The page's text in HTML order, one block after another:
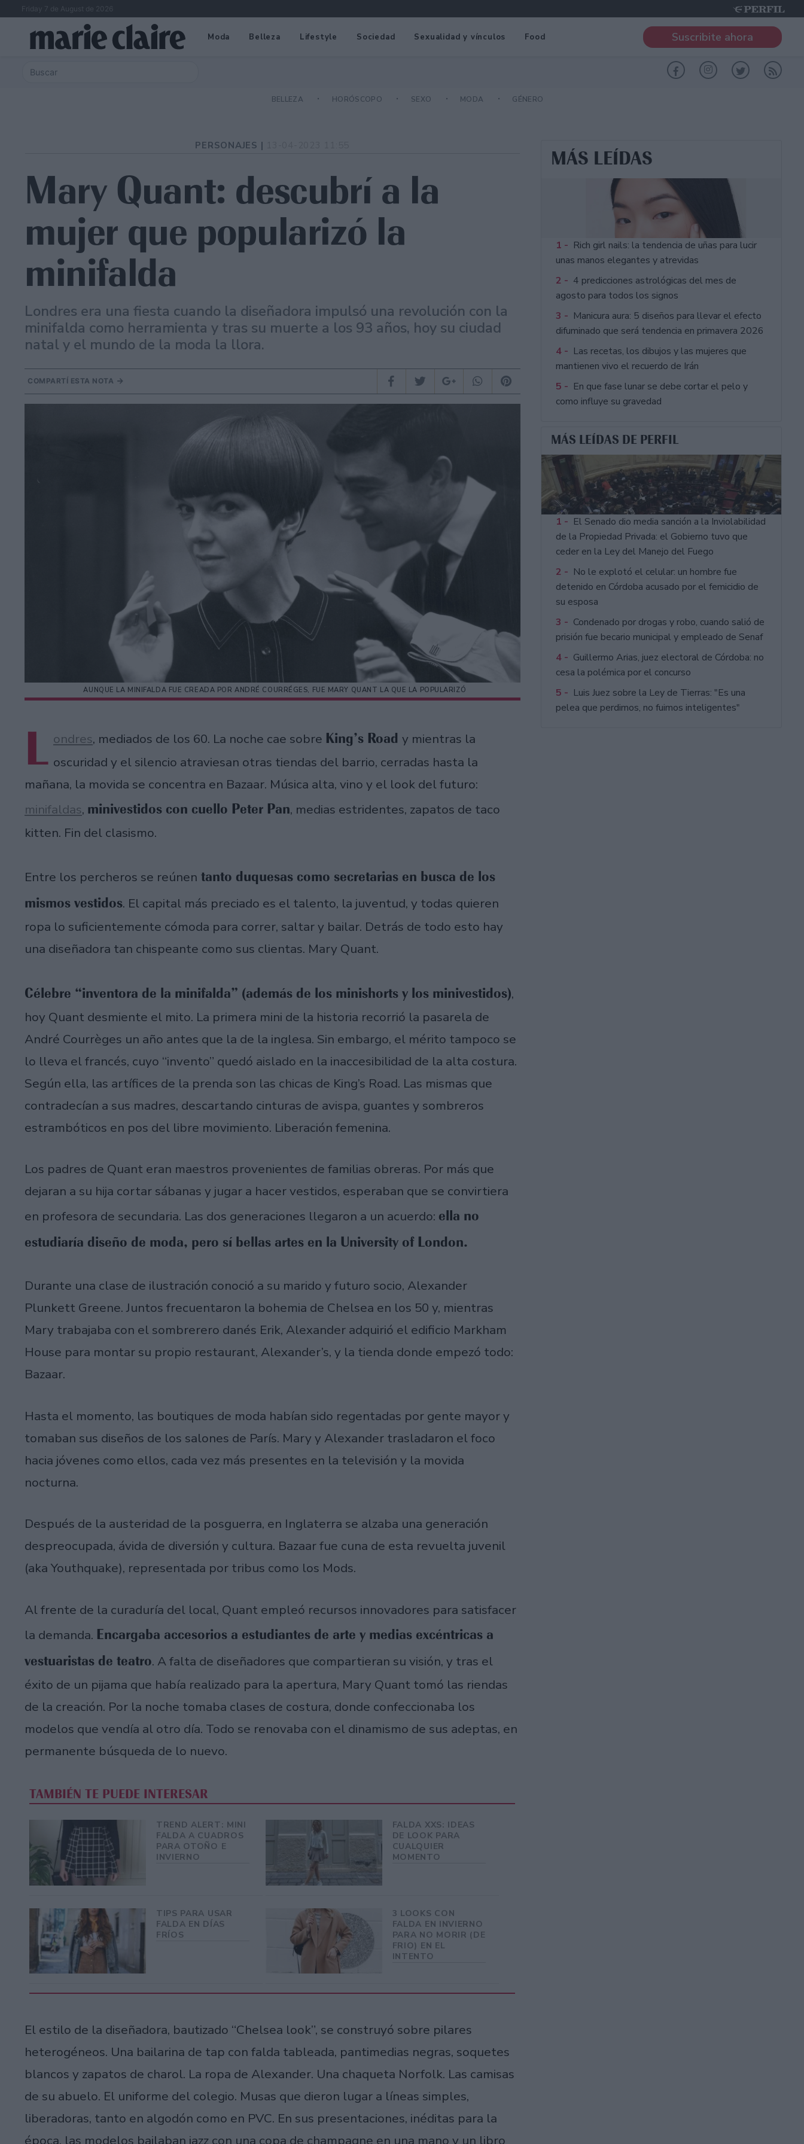
Friday 7 de August de 2026
Moda Belleza Lifestyle Sociedad Sexualidad y vínculos Food Suscribite ahora
BELLEZA HORÓSCOPO SEXO MODA GÉNERO
PERSONAJES |
Mary Quant: descubrí a la
mujer que popularizó la
minifalda
Londres era una fiesta cuando la diseñadora impulsó una revolución con la
minifalda como herramienta y tras su muerte a los 93 años, hoy su ciudad
natal y el mundo de la moda la llora.
COMPARTÍ ESTA NOTA
AUNQUE LA MINIFALDA FUE CREADA POR ANDRÉ COURRÉGES, FUE MARY QUANT LA QUE LA POPULARIZÓ
L ondres, mediados de los 60. La noche cae sobre King’s Road y mientras la
oscuridad y el silencio atraviesan otras tiendas del barrio, cerradas hasta la
mañana, la movida se concentra en Bazaar. Música alta, vino y el look del futuro:
minifaldas, minivestidos con cuello Peter Pan, medias estridentes, zapatos de taco
kitten. Fin del clasismo.
Entre los percheros se reúnen tanto duquesas como secretarias en busca de los
mismos vestidos. El capital más preciado es el talento, la juventud, y todas quieren
ropa lo suficientemente cómoda para correr, saltar y bailar. Detrás de todo esto hay
una diseñadora tan chispeante como sus clientas. Mary Quant.
Célebre “inventora de la minifalda” (además de los minishorts y los minivestidos),
hoy Quant desmiente el mito. La primera mini de la historia recorrió la pasarela de
André Courrèges un año antes que la de la inglesa. Sin embargo, el mérito tampoco se
lo lleva el francés, cuyo “invento” quedó aislado en la inaccesibilidad de la alta costura.
Según ella, las artífices de la prenda son las chicas de King’s Road. Las mismas que
contradecían a sus madres, descartando cinturas de avispa, guantes y sombreros
estrambóticos en pos del libre movimiento. Liberación femenina.
Los padres de Quant eran maestros provenientes de familias obreras. Por más que
dejaran a su hija cortar sábanas y jugar a hacer vestidos, esperaban que se convirtiera
en profesora de secundaria. Las dos generaciones llegaron a un acuerdo: ella no
estudiaría diseño de moda, pero sí bellas artes en la University of London.
Durante una clase de ilustración conoció a su marido y futuro socio, Alexander
Plunkett Greene. Juntos frecuentaron la bohemia de Chelsea en los 50 y, mientras
Mary trabajaba con el sombrerero danés Erik, Alexander adquirió el edificio Markham
House para montar su propio restaurant, Alexander’s, y la tienda donde empezó todo:
Bazaar.
Hasta el momento, las boutiques de moda habían sido regentadas por gente mayor y
tomaban sus diseños de los salones de París. Mary y Alexander trasladaron el foco
hacia jóvenes como ellos, cada vez más presentes en la televisión y la movida
nocturna.
Después de la austeridad de la posguerra, en Inglaterra se alzaba una generación
despreocupada, ávida de diversión y cultura. Bazaar fue cuna de esta revuelta juvenil
(aka Youthquake), representada por tribus como los Mods.
Al frente de la curaduría del local, Quant empleó recursos innovadores para satisfacer
la demanda. Encargaba accesorios a estudiantes de arte y medias excéntricas a
vestuaristas de teatro. A falta de diseñadores que compartieran su visión, y tras el
éxito de un pijama que había realizado para la apertura, Mary Quant tomó las riendas
de la creación. Por la noche tomaba clases de costura, donde confeccionaba los
modelos que vendía al otro día. Todo se renovaba con el dinamismo de sus adeptas, en
permanente búsqueda de lo nuevo.
TAMBIÉN TE PUEDE INTERESAR
TREND ALERT: MINI
FALDA A CUADROS
PARA OTOÑO E
INVIERNO
FALDA XXS: IDEAS
DE LOOK PARA
CUALQUIER
MOMENTO
TIPS PARA USAR
FALDA EN DÍAS
FRÍOS
3 LOOKS CON
FALDA EN INVIERNO
PARA NO MORIR (DE
FRIO) EN EL
INTENTO
El estilo de la diseñadora, bautizado “Chelsea look”, se construyó sobre pilares
heterogéneos. Una bailarina de tap con falda tableada, pantimedias negras, soquetes
blancos y zapatos de charol. La ropa de Alexander. Una chaqueta Norfolk. Las camisas
de su abuelo. El uniforme del colegio. Musas que dieron lugar a líneas simples,
liberadoras, tanto en algodón como en PVC. En sus presentaciones, inéditas para la
época, las modelos bailaban jazz con una copa de champagne en una mano y un libro
MÁS LEÍDAS
1 - Rich girl nails: la tendencia de uñas para lucir
unas manos elegantes y atrevidas
2 - 4 predicciones astrológicas del mes de
agosto para todos los signos
3 - Manicura aura: 5 diseños para llevar el efecto
difuminado que será tendencia en primavera 2026
4 - Las recetas, los dibujos y las mujeres que
mantienen vivo el recuerdo de Irán
5 - En que fase lunar se debe cortar el pelo y
como influye su gravedad
MÁS LEÍDAS DE PERFIL
1 - El Senado dio media sanción a la Inviolabilidad
de la Propiedad Privada: el Gobierno tuvo que
ceder en la Ley del Manejo del Fuego
2 - No le explotó el celular: un hombre fue
detenido en Córdoba acusado por el femicidio de
su esposa
3 - Condenado por drogas y robo, cuando salió de
prisión fue becario municipal y empleado de Senaf
4 - Guillermo Arias, juez electoral de Córdoba: no
cesa la polémica por el concurso
5 - Luis Juez sobre la Ley de Tierras: "Es una
pelea que perdimos, no fuimos inteligentes"